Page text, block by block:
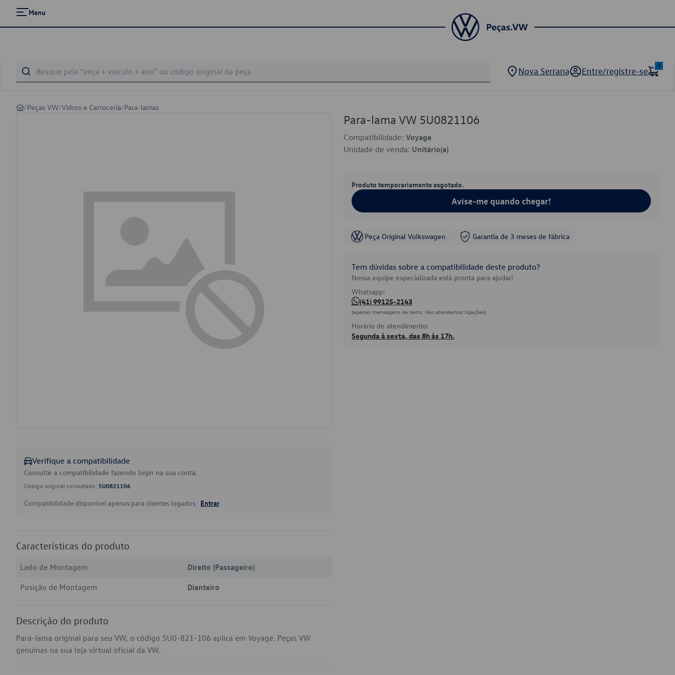
Menu
Nova Serrana Entre/registre-se
0
/Peças VW/Vidros e Carroceria/Para-lamas
Verifique a compatibilidade
Consulte a compatibilidade fazendo login na sua conta.
Código original consultado: 5U0821106
Compatibilidade disponível apenas para clientes logados. Entrar
Características do produto
Lado de Montagem
Direito (Passageiro)
Posição de Montagem
Dianteiro
Descrição do produto
Para-lama original para seu VW, o código 5U0-821-106 aplica em Voyage. Peças VW
genuínas na sua loja virtual oficial da VW.
Para-lama VW 5U0821106
Compatibilidade: Voyage
Unidade de venda: Unitário(a)
Produto temporariamente esgotado.
Avise-me quando chegar!
Peça Original Volkswagen Garantia de 3 meses de fábrica
Tem dúvidas sobre a compatibilidade deste produto?
Nossa equipe especializada está pronta para ajudar!
Whatsapp:
(41) 99125-2143
(apenas mensagens de texto, não atendemos ligações)
Horário de atendimento:
Segunda à sexta, das 8h às 17h.